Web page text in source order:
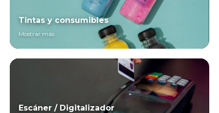
Tintas y consumibles
Mostrar más
Escáner / Digitalizador